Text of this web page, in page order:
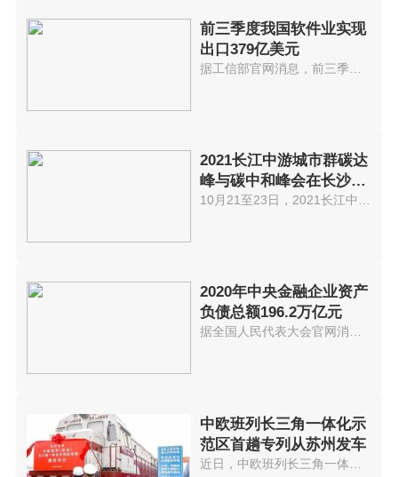
前三季度我国软件业实现
出口379亿美元
2021长江中游城市群碳达
峰与碳中和峰会在长沙举
办
10月21至23日，2021长江中游城市...
2020年中央金融企业资产
负债总额196.2万亿元
据全国人民代表大会官网消息，《...
中欧班列长三角一体化示
范区首趟专列从苏州发车